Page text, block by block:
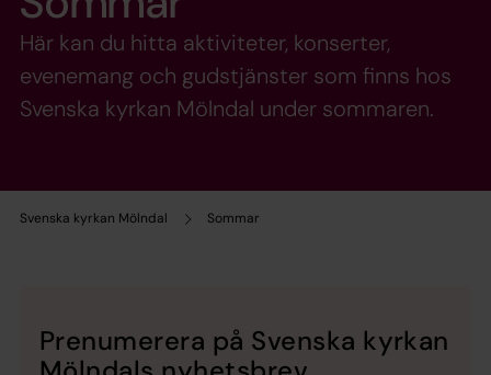
Svenska kyrkan Mölndal Sommar
Här kan du hitta aktiviteter, konserter,
evenemang och gudstjänster som finns hos
Svenska kyrkan Mölndal under sommaren.
Prenumerera på Svenska kyrkan